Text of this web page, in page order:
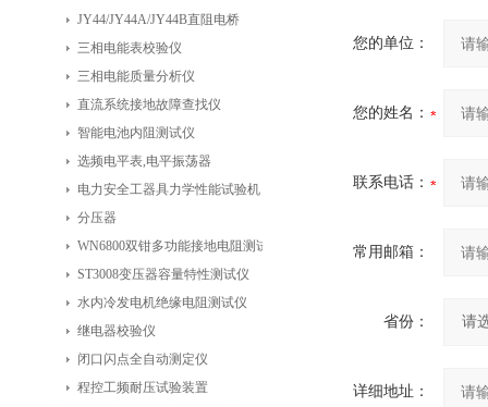
JY44/JY44A/JY44B直阻电桥
三相电能表校验仪
三相电能质量分析仪
直流系统接地故障查找仪
智能电池内阻测试仪
选频电平表,电平振荡器
电力安全工器具力学性能试验机
分压器
WN6800双钳多功能接地电阻测试仪
ST3008变压器容量特性测试仪
水内冷发电机绝缘电阻测试仪
继电器校验仪
闭口闪点全自动测定仪
程控工频耐压试验装置
您的单位：
您的姓名：
联系电话：
常用邮箱：
省份：
详细地址：